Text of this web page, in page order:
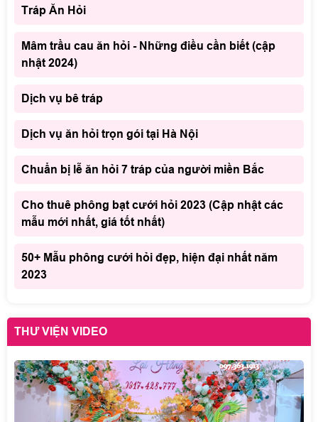
Tráp Ăn Hỏi
Mâm trầu cau ăn hỏi - Những điều cần biết (cập
nhật 2024)
Dịch vụ bê tráp
Dịch vụ ăn hỏi trọn gói tại Hà Nội
Chuẩn bị lễ ăn hỏi 7 tráp của người miền Bắc
Cho thuê phông bạt cưới hỏi 2023 (Cập nhật các
mẫu mới nhất, giá tốt nhất)
50+ Mẫu phông cưới hỏi đẹp, hiện đại nhất năm
2023
THƯ VIỆN VIDEO